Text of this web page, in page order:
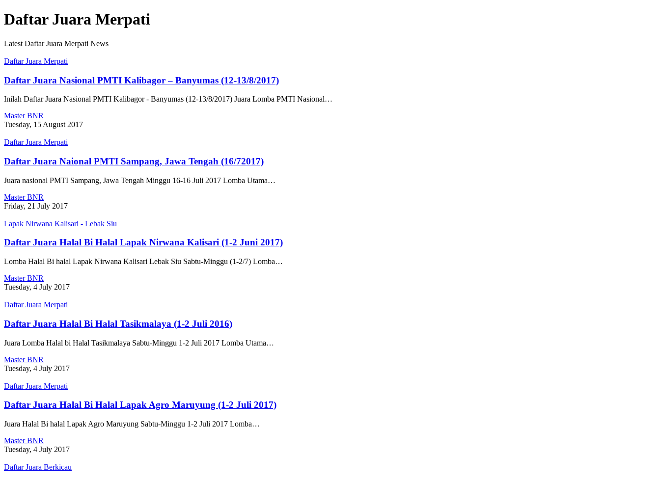
Daftar Juara Merpati
Latest Daftar Juara Merpati News
Daftar Juara Merpati
Daftar Juara Nasional PMTI Kalibagor – Banyumas (12-13/8/2017)
Inilah Daftar Juara Nasional PMTI Kalibagor - Banyumas (12-13/8/2017) Juara Lomba PMTI Nasional…
Master BNR
Tuesday, 15 August 2017
Daftar Juara Merpati
Daftar Juara Naional PMTI Sampang, Jawa Tengah (16/72017)
Juara nasional PMTI Sampang, Jawa Tengah Minggu 16-16 Juli 2017 Lomba Utama…
Master BNR
Friday, 21 July 2017
Lapak Nirwana Kalisari - Lebak Siu
Daftar Juara Halal Bi Halal Lapak Nirwana Kalisari (1-2 Juni 2017)
Lomba Halal Bi halal Lapak Nirwana Kalisari Lebak Siu Sabtu-Minggu (1-2/7) Lomba…
Master BNR
Tuesday, 4 July 2017
Daftar Juara Merpati
Daftar Juara Halal Bi Halal Tasikmalaya (1-2 Juli 2016)
Juara Lomba Halal bi Halal Tasikmalaya Sabtu-Minggu 1-2 Juli 2017 Lomba Utama…
Master BNR
Tuesday, 4 July 2017
Daftar Juara Merpati
Daftar Juara Halal Bi Halal Lapak Agro Maruyung (1-2 Juli 2017)
Juara Halal Bi halal Lapak Agro Maruyung Sabtu-Minggu 1-2 Juli 2017 Lomba…
Master BNR
Tuesday, 4 July 2017
Daftar Juara Berkicau